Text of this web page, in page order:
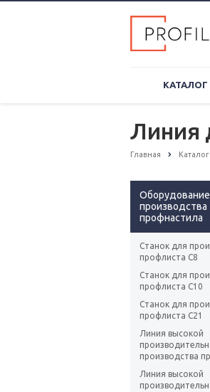
КАТАЛОГ
Линия
Главная Каталог
производства
профнастила
Станок для
профлиста C8
Станок для
профлиста C10
Станок для
профлиста C21
Линия высокой
производства
Линия высокой